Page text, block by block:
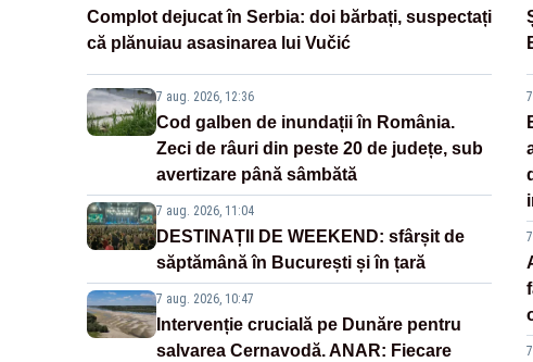
Complot dejucat în Serbia: doi bărbați, suspectați
că plănuiau asasinarea lui Vučić
7 aug. 2026, 12:36
Cod galben de inundații în România.
Zeci de râuri din peste 20 de județe, sub
avertizare până sâmbătă
7 aug. 2026, 11:04
DESTINAȚII DE WEEKEND: sfârșit de
săptămână în București și în țară
7 aug. 2026, 10:47
Intervenție crucială pe Dunăre pentru
salvarea Cernavodă. ANAR: Fiecare